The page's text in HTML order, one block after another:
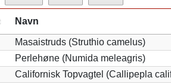
Navn
Masaistruds (Struthio camelus)
Perlehøne (Numida meleagris)
Californisk Topvagtel (Callipepla